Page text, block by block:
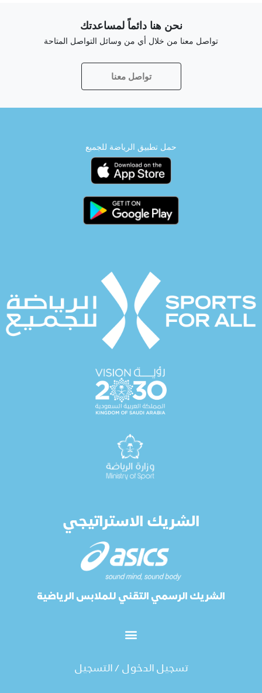
نحن هنا دائماً لمساعدتك
تواصل معنا من خلال أي من وسائل التواصل المتاحة
تواصل معنا
حمل تطبيق الرياضة للجميع
الشريك الاستراتيجي
الشريك الرسمي التقني للملابس الرياضية
تسجيل الدخول / التسجيل